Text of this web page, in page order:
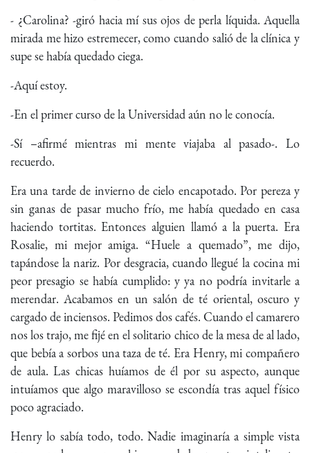
- ¿Carolina? -giró hacia mí sus ojos de perla líquida. Aquella
mirada me hizo estremecer, como cuando salió de la clínica y
supe se había quedado ciega.
-Aquí estoy.
-En el primer curso de la Universidad aún no le conocía.
-Sí –afirmé mientras mi mente viajaba al pasado-. Lo
recuerdo.
Era una tarde de invierno de cielo encapotado. Por pereza y
sin ganas de pasar mucho frío, me había quedado en casa
haciendo tortitas. Entonces alguien llamó a la puerta. Era
Rosalie, mi mejor amiga. “Huele a quemado”, me dijo,
tapándose la nariz. Por desgracia, cuando llegué la cocina mi
peor presagio se había cumplido: y ya no podría invitarle a
merendar. Acabamos en un salón de té oriental, oscuro y
cargado de inciensos. Pedimos dos cafés. Cuando el camarero
nos los trajo, me fijé en el solitario chico de la mesa de al lado,
que bebía a sorbos una taza de té. Era Henry, mi compañero
de aula. Las chicas huíamos de él por su aspecto, aunque
intuíamos que algo maravilloso se escondía tras aquel físico
poco agraciado.
Henry lo sabía todo, todo. Nadie imaginaría a simple vista